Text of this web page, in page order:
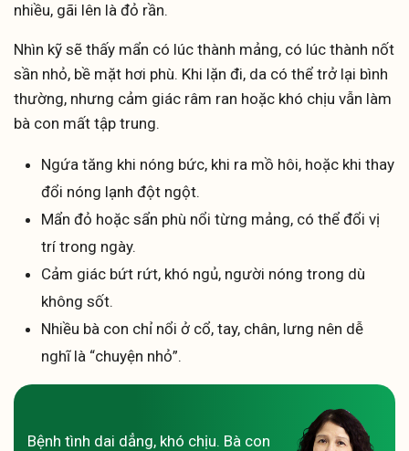
nhiều, gãi lên là đỏ rần.
Nhìn kỹ sẽ thấy mẩn có lúc thành mảng, có lúc thành nốt
sần nhỏ, bề mặt hơi phù. Khi lặn đi, da có thể trở lại bình
thường, nhưng cảm giác râm ran hoặc khó chịu vẫn làm
bà con mất tập trung.
Ngứa tăng khi nóng bức, khi ra mồ hôi, hoặc khi thay
đổi nóng lạnh đột ngột.
Mẩn đỏ hoặc sẩn phù nổi từng mảng, có thể đổi vị
trí trong ngày.
Cảm giác bứt rứt, khó ngủ, người nóng trong dù
không sốt.
Nhiều bà con chỉ nổi ở cổ, tay, chân, lưng nên dễ
nghĩ là “chuyện nhỏ”.
Bệnh tình dai dẳng, khó chịu. Bà con